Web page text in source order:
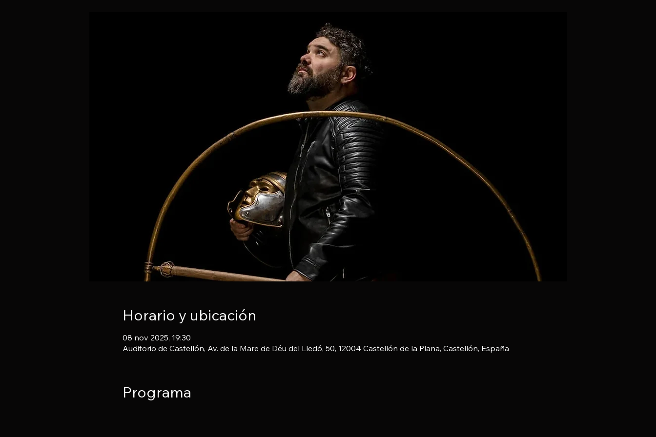
Horario y ubicación
08 nov 2025, 19:30
Auditorio de Castellón, Av. de la Mare de Déu del Lledó, 50, 12004 Castellón de la Plana, Castellón, España
Programa